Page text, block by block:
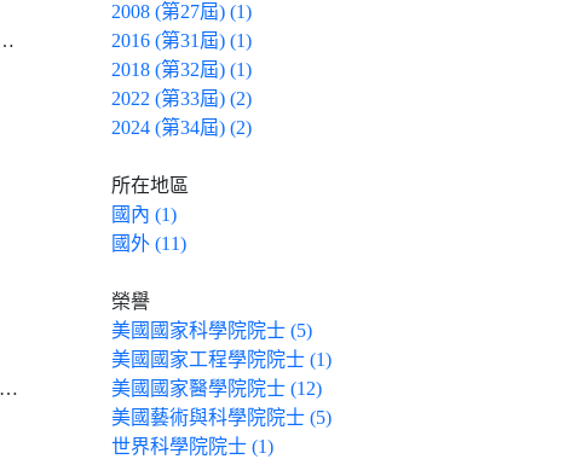
2008 (第27屆) (1)
2016 (第31屆) (1)
2018 (第32屆) (1)
2022 (第33屆) (2)
2024 (第34屆) (2)
所在地區
國內 (1)
國外 (11)
榮譽
美國國家科學院院士 (5)
美國國家工程學院院士 (1)
美國國家醫學院院士 (12)
美國藝術與科學院院士 (5)
世界科學院院士 (1)